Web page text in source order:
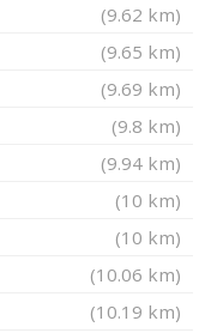
(9.62 km)
(9.65 km)
(9.69 km)
(9.8 km)
(9.94 km)
(10 km)
(10 km)
(10.06 km)
(10.19 km)